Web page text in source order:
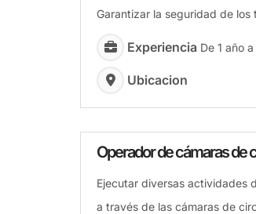
Garantizar la seguridad de
Experiencia De 1 año
Ubicacion
Operador de cámaras de
Ejecutar diversas actividades
a través de las cámaras de